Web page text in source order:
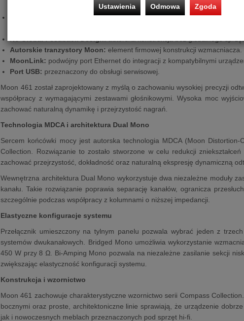
oraz wysoką wydajność prądową.
Stereo, Bridged Mono oraz Bi-Amping Mono
Autorskie tranzystory Moon: element firmowej konstrukcji wzmacniacza.
MoonLink: podwójny port Ethernet do integracji z kompatybilnymi
Port USB: przeznaczony do obsługi serwisowej.
Moon 461 został zaprojektowany z myślą o zachowaniu wysokiej precyzji
współpracy z wymagającymi zestawami głośnikowymi. Wysoka moc
zachować naturalną dynamikę i przejrzystość nagrań.
Technologia MDCA i architektura Dual Mono
Sercem końcówki mocy jest autorska technologia MDCA (Moon
Collection. Rozwiązanie to zostało stworzone w celu redukcji
zachować przejrzystość, dokładność oraz naturalną ekspresję dynamiczną
Wewnętrzna architektura Dual Mono wykorzystuje dwa niezależne moduły
kanału. Takie rozwiązanie poprawia separację kanałów, ogranicza
szczególnie podczas współpracy z kolumnami o niższej impedancji.
Elastyczne konfiguracje systemu
Przełącznik umieszczony na tylnym panelu pozwala wybrać jeden z
systemów dwukanałowych. Bridged Mono umożliwia wykorzystanie
450 W przy 8 Ω. Bi-Amping Mono pozwala na niezależne zasilanie sekcji
zwiększając elastyczność konfiguracji systemu.
Konstrukcja i wzornictwo
Moon 461 zachowuje charakterystyczne wzornictwo serii Compass
bocznymi oraz proste, architektoniczne linie sprawiają, że urządzenie
jak i nowoczesnych meblach przeznaczonych pod sprzęt hi-fi.
Ustawienia Odmowa Zgoda